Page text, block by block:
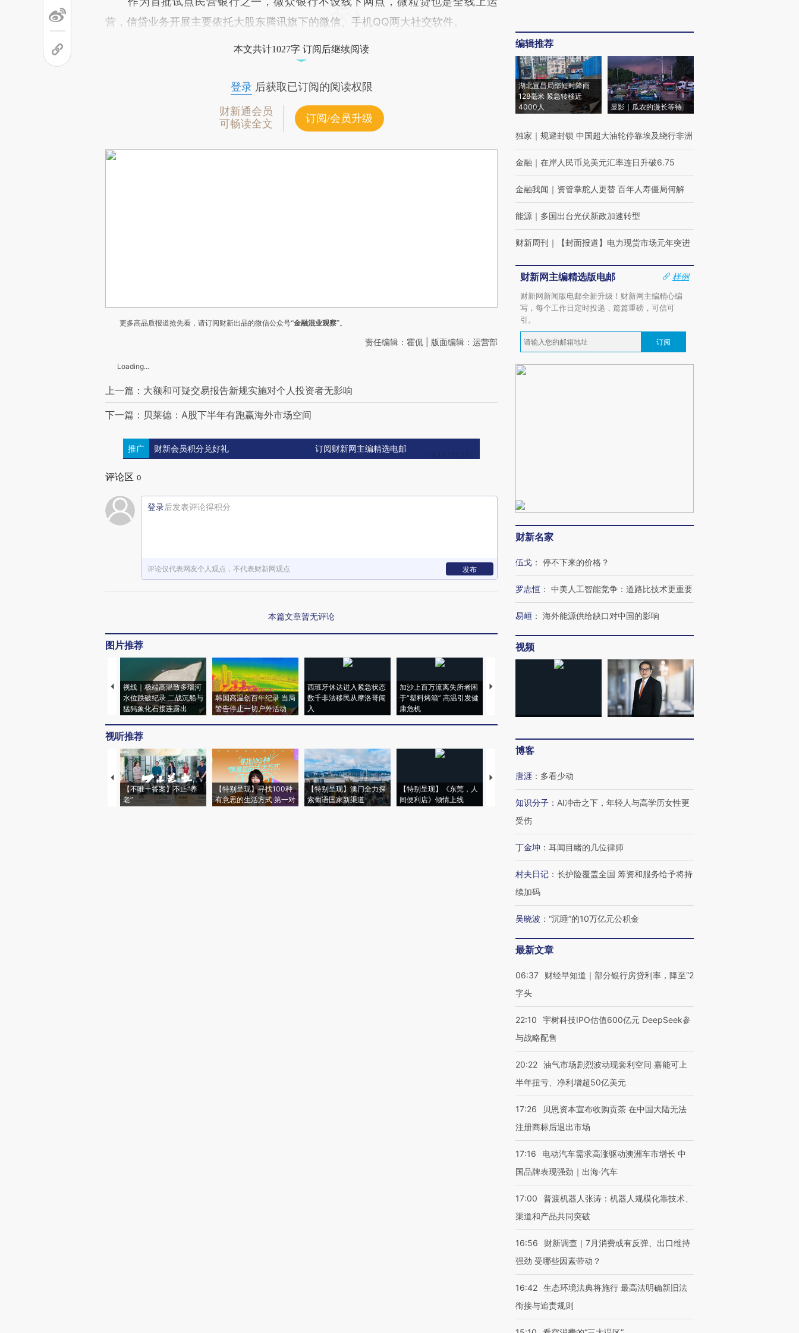
营，信贷业务开展主要依托大股东腾讯旗下的微信、手机QQ两大社交软件。
本文共计1027字 订阅后继续阅读
登录后获取已订阅的阅读权限
财新通会员
可畅读全文
订阅/会员升级
更多高品质报道抢先看，请订阅财新出品的微信公众号“金融混业观察”。
责任编辑：霍侃 | 版面编辑：运营部
Loading...
上一篇：大额和可疑交易报告新规实施对个人投资者无影响
下一篇：贝莱德：A股下半年有跑赢海外市场空间
推广 财新会员积分兑好礼 订阅财新网主编精选电邮
评论区 0
登录后发表评论得积分
评论仅代表网友个人观点，不代表财新网观点 发布
本篇文章暂无评论
图片推荐
视线｜极端高温致多瑙河
水位跌破纪录 二战沉船与
猛犸象化石接连露出
韩国高温创百年纪录 当局
警告停止一切户外活动
西班牙休达进入紧急状态
数千非法移民从摩洛哥闯
入
加沙上百万流离失所者困
于“塑料烤箱” 高温引发健
康危机
视线｜HYROX的吸金
马航飞行员跨国走私7万
粒摇头丸 尿检体内含3种
度Z世代 用街头抗争将教
育部长拱下台
视听推荐
【不唯一答案】不止“养
老”
【特别呈现】寻找100种
有意思的生活方式·第一对
【特别呈现】澳门全力探
索葡语国家新渠道
【特别呈现】《东莞，人
间便利店》倾情上线
【推广】走进第四届链博
会，让数智科技“链”接产
【特别呈现】寻找100种
有意思的生活方式·第三对
CFO：不靠规模取胜，华
住三大增长引擎是什么？
编辑推荐
湖北宜昌局部短时降雨
128毫米 紧急转移近
4000人
显影｜瓜农的漫长等待
独家 ｜ 规避封锁 中国超大油轮停靠埃及绕行非洲
金融 ｜ 在岸人民币兑美元汇率连日升破6.75
金融我闻 ｜ 资管掌舵人更替 百年人寿僵局何解
能源 ｜ 多国出台光伏新政加速转型
财新周刊 ｜ 【封面报道】电力现货市场元年突进
财新网主编精选版电邮
样例
财新网新闻版电邮全新升级！财新网主编精心编
写，每个工作日定时投递，篇篇重磅，可信可
引。
订阅
财新名家
伍戈 ： 停不下来的价格？
罗志恒 ： 中美人工智能竞争：道路比技术更重要
易峘 ： 海外能源供给缺口对中国的影响
视频
博客
唐涯 ： 多看少动
知识分子 ： AI冲击之下，年轻人与高学历女性更
受伤
丁金坤 ： 耳闻目睹的几位律师
村夫日记 ： 长护险覆盖全国 筹资和服务给予将持
续加码
吴晓波 ： “沉睡”的10万亿元公积金
最新文章
06:37
财经早知道｜部分银行房贷利率，降至“2
字头
22:10
宇树科技IPO估值600亿元 DeepSeek参
与战略配售
20:22 油气市场剧烈波动现套利空间 嘉能可上
半年扭亏、净利增超50亿美元
17:26
贝恩资本宣布收购贡茶 在中国大陆无法
注册商标后退出市场
17:16
电动汽车需求高涨驱动澳洲车市增长 中
国品牌表现强劲｜出海·汽车
17:00
普渡机器人张涛：机器人规模化靠技术、
渠道和产品共同突破
16:56
财新调查｜7月消费或有反弹、出口维持
强劲 受哪些因素带动？
16:42 生态环境法典将施行 最高法明确新旧法
衔接与追责规则